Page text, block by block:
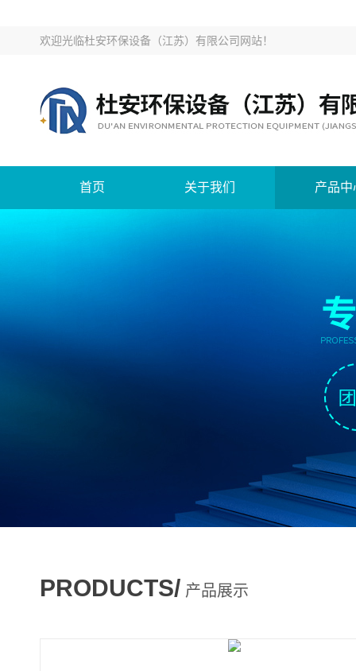
欢迎光临杜安环保设备（江苏）有限公司网站！
首页 关于我们 产品中
PRODUCTS/ 产品展示